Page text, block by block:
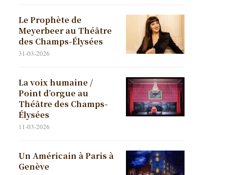
Le Prophète de
Meyerbeer au Théâtre
des Champs-Élysées
31-03-2026
La voix humaine /
Point d’orgue au
Théâtre des Champs-
Élysées
11-03-2026
Un Américain à Paris à
Genève